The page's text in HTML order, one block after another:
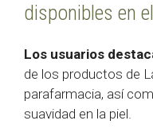
disponibles en
Los usuarios
de los productos de
parafarmacia, así
suavidad en la piel.